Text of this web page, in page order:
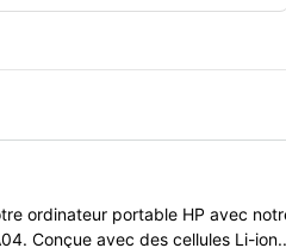
ordinateur portable HP avec
Conçue avec des cellules Li-